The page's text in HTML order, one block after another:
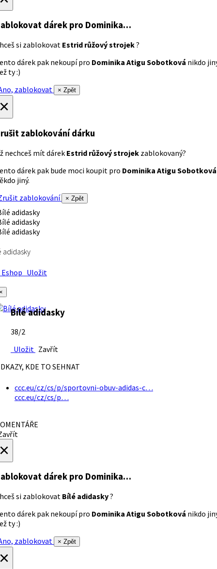
dárek pro Dominika…
si zablokovat Estrid růžový strojek?
dárek pak nekoupí pro Dominika Atigu Sobotková nikdo
ty :)
zablokovat
× Zpět
zablokování dárku
nechceš mít dárek Estrid růžový strojek zablokovaný?
dárek pak bude moci koupit pro Dominika Atigu Sobotková
jiný.
zablokování
× Zpět
adidasky
Uložit
Bílé adidasky
38/2
Uložit Zavřít
KDE TO SEHNAT
ccc.eu/cz/cs/p/sportovni-obuv-adidas-c…
ccc.eu/cz/cs/p…
dárek pro Dominika…
si zablokovat Bílé adidasky?
dárek pak nekoupí pro Dominika Atigu Sobotková nikdo
ty :)
zablokovat
× Zpět